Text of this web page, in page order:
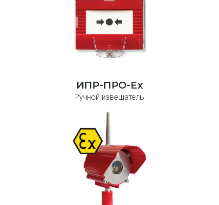
ИПР-ПРО-Ex
Ручной извещатель